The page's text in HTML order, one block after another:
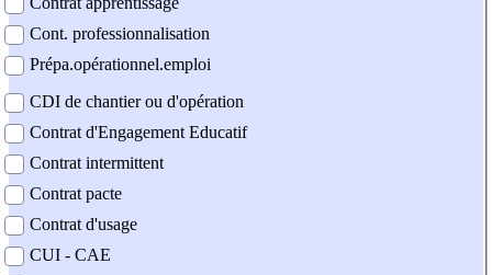
Cont. professionnalisation
Prépa.opérationnel.emploi
CDI de chantier ou d'opération
Contrat d'Engagement Educatif
Contrat intermittent
Contrat pacte
Contrat d'usage
CUI - CAE